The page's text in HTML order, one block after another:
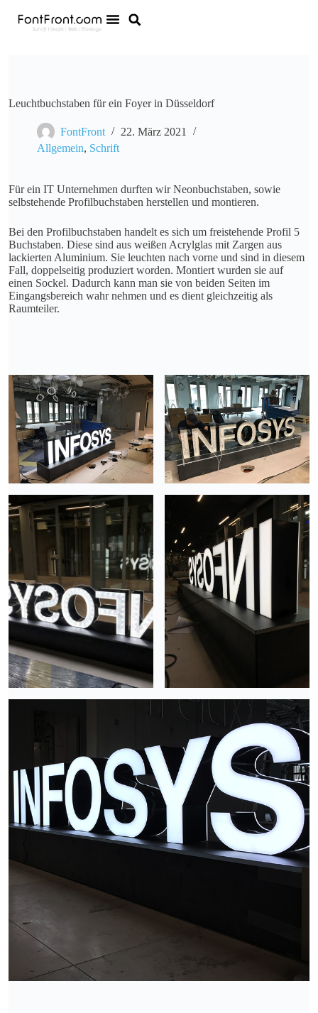
Leuchtbuchstaben für ein Foyer in Düsseldorf
FontFront
22. März 2021
Allgemein, Schrift
Für ein IT Unternehmen durften wir Neonbuchstaben, sowie
selbstehende Profilbuchstaben herstellen und montieren.
Bei den Profilbuchstaben handelt es sich um freistehende Profil 5
Buchstaben. Diese sind aus weißen Acrylglas mit Zargen aus
lackierten Aluminium. Sie leuchten nach vorne und sind in diesem
Fall, doppelseitig produziert worden. Montiert wurden sie auf
einen Sockel. Dadurch kann man sie von beiden Seiten im
Eingangsbereich wahr nehmen und es dient gleichzeitig als
Raumteiler.